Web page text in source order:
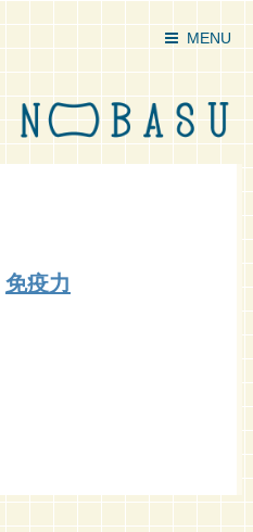
MENU
免疫力